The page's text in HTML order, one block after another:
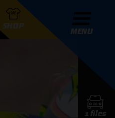
SHOP
MENU
1 files